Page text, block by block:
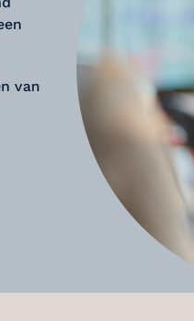
van